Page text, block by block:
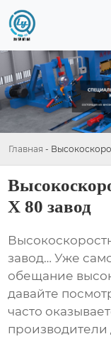
Главная -
X 80 завод
завод… Уже
обещание
давайте
часто